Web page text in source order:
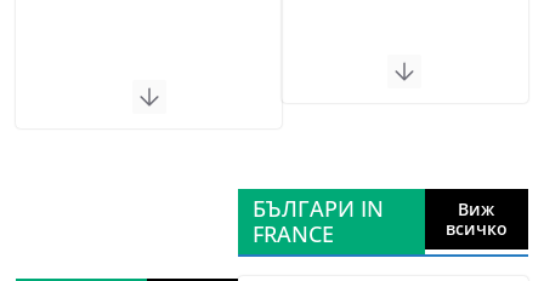
БЪЛГАРИ IN
FRANCE
Виж
всичко